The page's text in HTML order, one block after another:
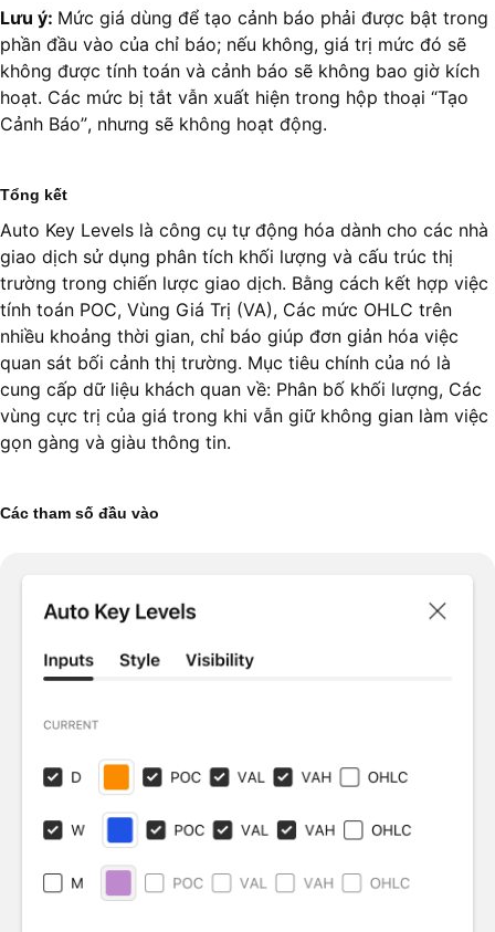
Lưu ý: Mức giá dùng để tạo cảnh báo phải được bật trong
phần đầu vào của chỉ báo; nếu không, giá trị mức đó sẽ
không được tính toán và cảnh báo sẽ không bao giờ kích
hoạt. Các mức bị tắt vẫn xuất hiện trong hộp thoại “Tạo
Cảnh Báo”, nhưng sẽ không hoạt động.
Tổng kết
Auto Key Levels là công cụ tự động hóa dành cho các nhà
giao dịch sử dụng phân tích khối lượng và cấu trúc thị
trường trong chiến lược giao dịch. Bằng cách kết hợp việc
tính toán POC, Vùng Giá Trị (VA), Các mức OHLC trên
nhiều khoảng thời gian, chỉ báo giúp đơn giản hóa việc
quan sát bối cảnh thị trường. Mục tiêu chính của nó là
cung cấp dữ liệu khách quan về: Phân bố khối lượng, Các
vùng cực trị của giá trong khi vẫn giữ không gian làm việc
gọn gàng và giàu thông tin.
Các tham số đầu vào